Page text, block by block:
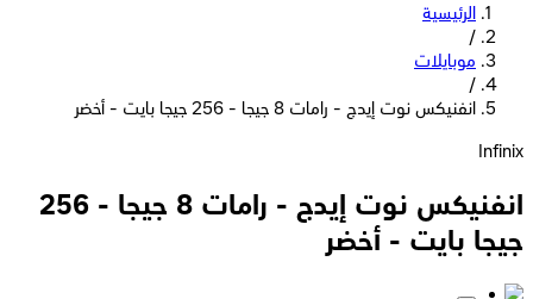
الرئيسية
/
موبايلات
/
انفنيكس نوت إيدج - رامات 8 جيجا - 256 جيجا بايت - أخضر
Infinix
انفنيكس نوت إيدج - رامات 8 جيجا - 256
جيجا بايت - أخضر